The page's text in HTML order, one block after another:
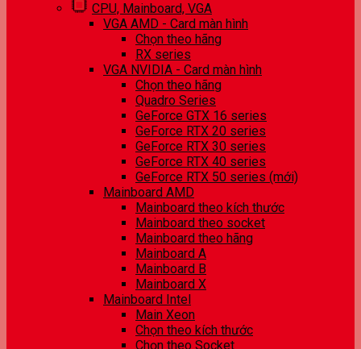
CPU, Mainboard, VGA
VGA AMD - Card màn hình
Chọn theo hãng
RX series
VGA NVIDIA - Card màn hình
Chọn theo hãng
Quadro Series
GeForce GTX 16 series
GeForce RTX 20 series
GeForce RTX 30 series
GeForce RTX 40 series
GeForce RTX 50 series (mới)
Mainboard AMD
Mainboard theo kích thước
Mainboard theo socket
Mainboard theo hãng
Mainboard A
Mainboard B
Mainboard X
Mainboard Intel
Main Xeon
Chọn theo kích thước
Chọn theo Socket